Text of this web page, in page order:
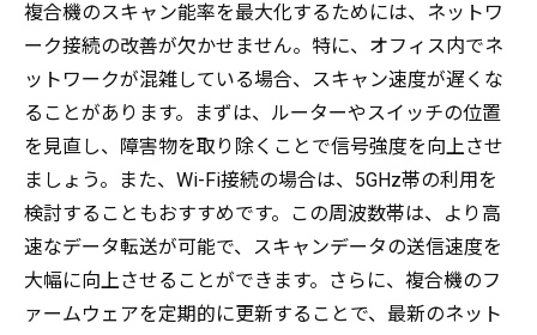
複合機のスキャン能率を最大化するためには、ネットワ
ーク接続の改善が欠かせません。特に、オフィス内でネ
ットワークが混雑している場合、スキャン速度が遅くな
ることがあります。まずは、ルーターやスイッチの位置
を見直し、障害物を取り除くことで信号強度を向上させ
ましょう。また、Wi-Fi接続の場合は、5GHz帯の利用を
検討することもおすすめです。この周波数帯は、より高
速なデータ転送が可能で、スキャンデータの送信速度を
大幅に向上させることができます。さらに、複合機のフ
ァームウェアを定期的に更新することで、最新のネット